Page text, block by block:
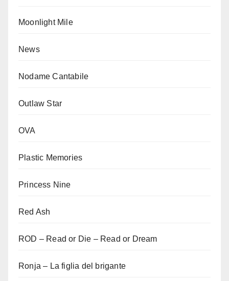
Moonlight Mile
News
Nodame Cantabile
Outlaw Star
OVA
Plastic Memories
Princess Nine
Red Ash
ROD – Read or Die – Read or Dream
Ronja – La figlia del brigante